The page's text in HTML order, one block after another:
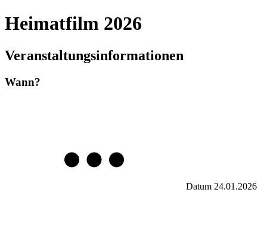
Heimatfilm 2026
Veranstaltungsinformationen
Wann?
Datum 24.01.2026